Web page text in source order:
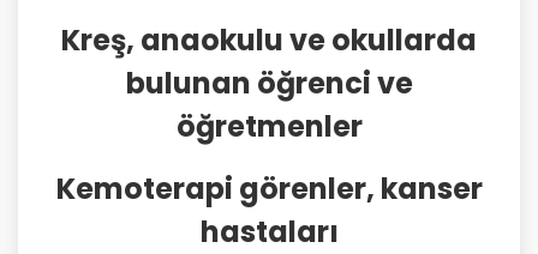
Kreş, anaokulu ve okullarda
bulunan öğrenci ve
öğretmenler
Kemoterapi görenler, kanser
hastaları